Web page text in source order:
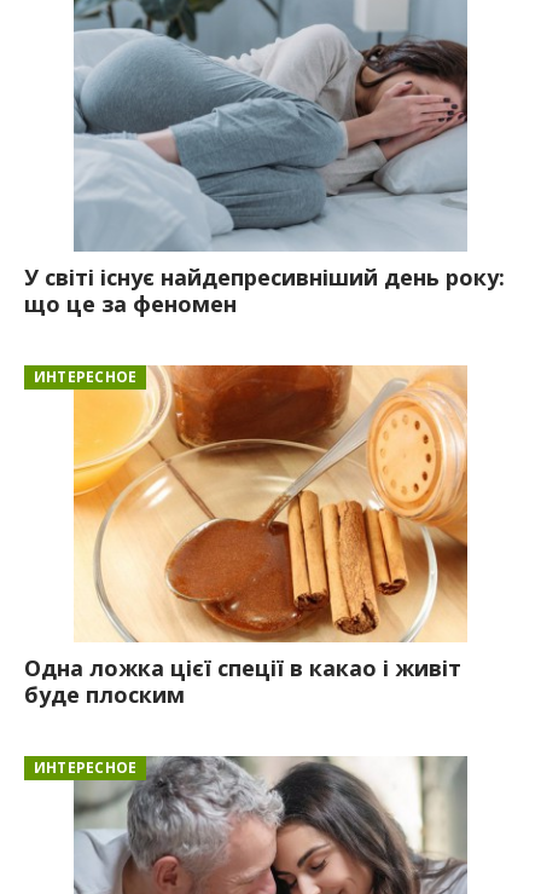
У світі існує найдепресивніший день року:
що це за феномен
ИНТЕРЕСНОЕ
Одна ложка цієї спеції в какао і живіт
буде плоским
ИНТЕРЕСНОЕ